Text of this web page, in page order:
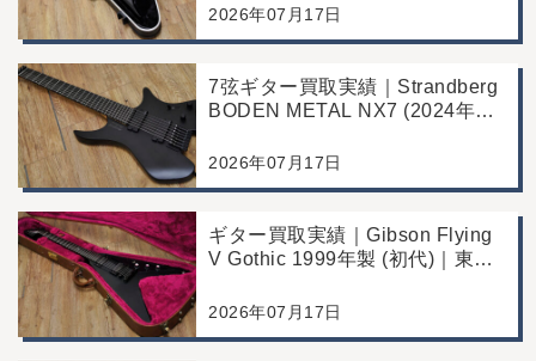
2026年07月17日
7弦ギター買取実績｜Strandberg
BODEN METAL NX7 (2024年製)
店
2026年07月17日
ギター買取実績｜Gibson Flying
V Gothic 1999年製 (初代)｜東京
2026年07月17日